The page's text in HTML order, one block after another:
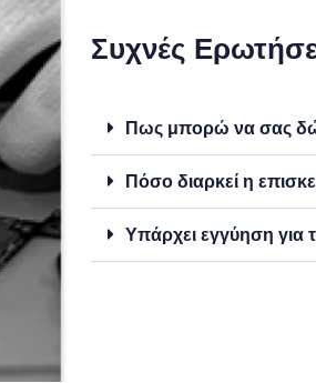
Συχνές
Πως μπορώ να σας
Πόσο διαρκεί η
Υπάρχει εγγύηση για